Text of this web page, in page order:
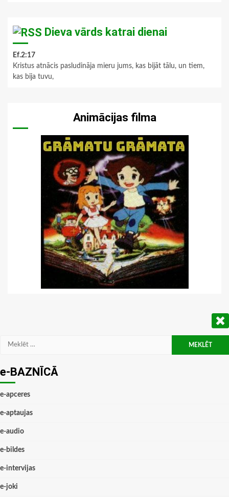
Dieva vārds katrai dienai
Ef.2:17
Kristus atnācis pasludināja mieru jums, kas bijāt tālu, un tiem,
kas bija tuvu,
Animācijas filma
Meklēt:
e-BAZNĪCĀ
e-apceres
e-aptaujas
e-audio
e-bildes
e-intervijas
e-joki